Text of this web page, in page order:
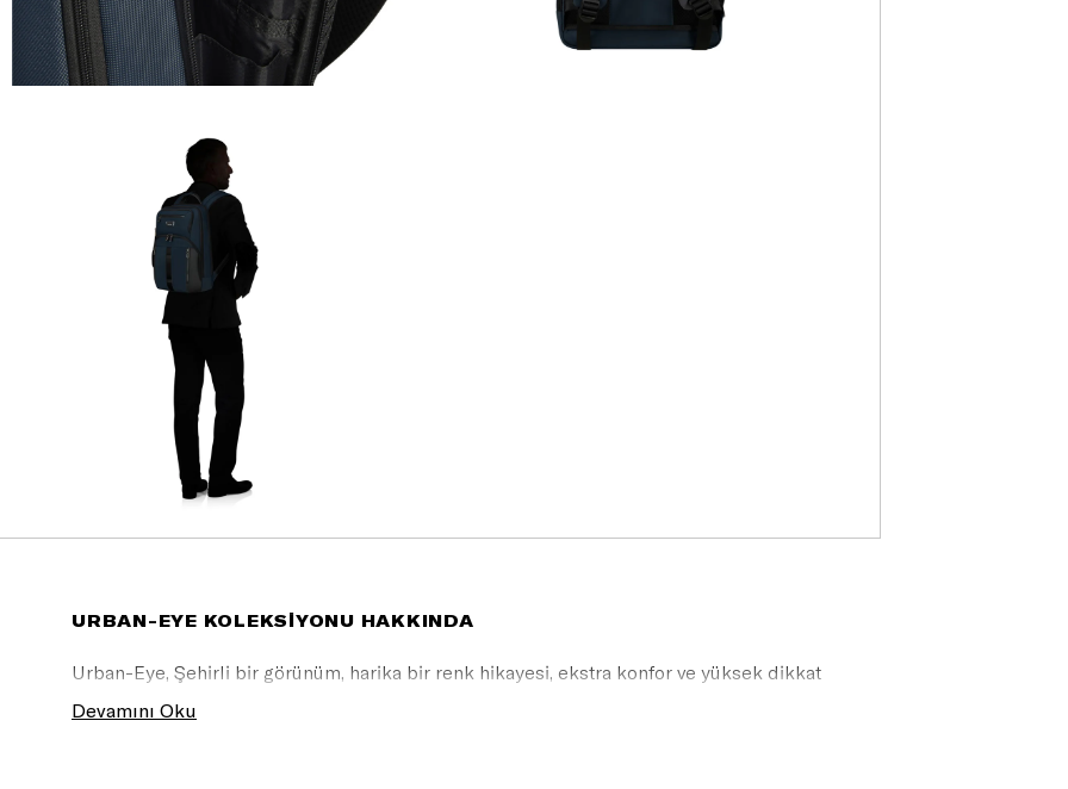
URBAN-EYE KOLEKSİYONU HAKKINDA
Urban-Eye, Şehirli bir görünüm, harika bir renk hikayesi, ekstra konfor ve yüksek dikkat
sürdürülebilirliği sunan iyi performans gösteren iş organizasyonumuzu birleştiriyor.
Devamını Oku